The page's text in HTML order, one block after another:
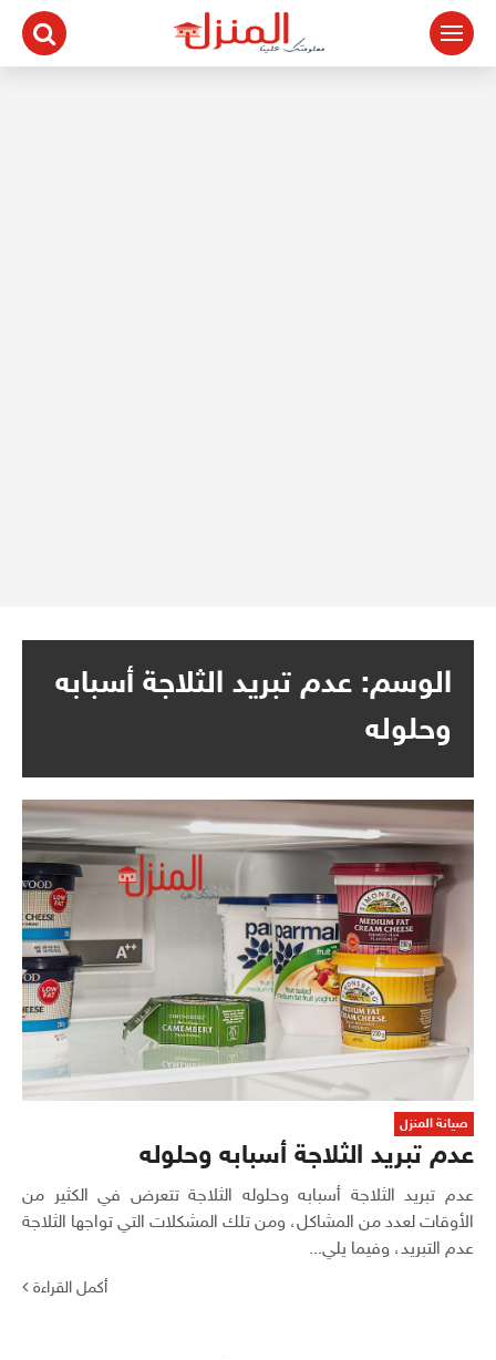
التجاوز
المحتوى
الوسم: عدم تبريد الثلاجة أسبابه
وحلوله
صيانة المنزل
عدم تبريد الثلاجة أسبابه وحلوله
عدم تبريد الثلاجة أسبابه وحلوله الثلاجة تتعرض في الكثير من
الأوقات لعدد من المشاكل، ومن تلك المشكلات التي تواجها الثلاجة
عدم التبريد، وفيما يلي...
أكمل القراءة